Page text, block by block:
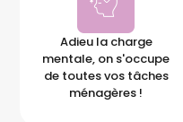
Adieu la charge
mentale, on s'occupe
de toutes vos tâches
ménagères !